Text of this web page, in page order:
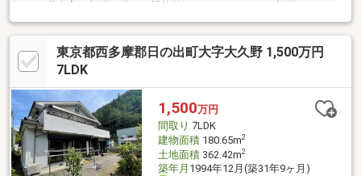
2026年6月に内外装フルリノベーション完了。水回り一新に加
え、2階にエアコン3台を新設道のり： 武蔵五日市駅徒歩10分。仕
事帰りに自然豊かな街並みを歩きながら、オンとオフを心地よく
切り替えられる穏やかな帰り道です。周辺環境： 五日市小学校ま
130m）。子育て世代に安心の住環境です。
東京都西多摩郡日の出町大字大久野 1,500万円
7LDK
1,500万円
間取り 7LDK
建物面積180.65m2
土地面積362.42m2
築年月 1994年12月(築31年9ヶ月)